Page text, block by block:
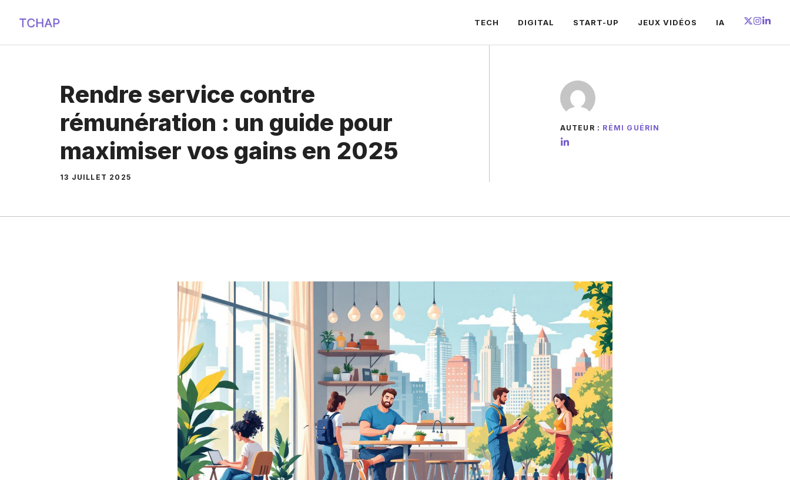
contenu
TECH DIGITAL START-UP JEUX VIDÉOS IA
Rendre service contre
rémunération : un guide pour
maximiser vos gains en 2025
13 JUILLET 2025
AUTEUR : RÉMI GUÉRIN